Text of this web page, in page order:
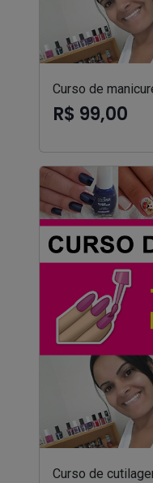
Curso de
R$ 99,00
Curso de